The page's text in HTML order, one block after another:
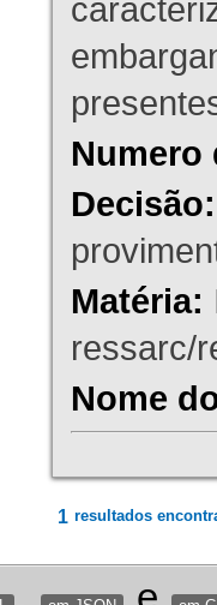
Numero
Decisão:
Matéria:
ressarc/
Nome
1 resultados